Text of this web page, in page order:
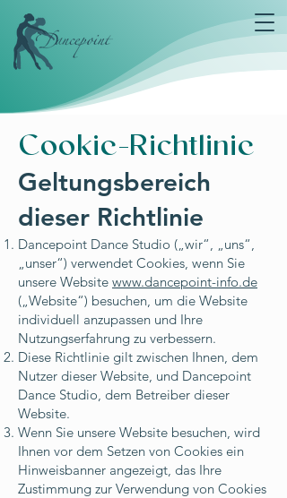
Cookie-Richtlinie
Geltungsbereich
dieser Richtlinie
Dancepoint Dance Studio („wir“, „uns“,
„unser“) verwendet Cookies, wenn Sie
unsere Website www.dancepoint-info.de
(„Website“) besuchen, um die Website
individuell anzupassen und Ihre
Nutzungserfahrung zu verbessern.
Diese Richtlinie gilt zwischen Ihnen, dem
Nutzer dieser Website, und Dancepoint
Dance Studio, dem Betreiber dieser
Website.
Wenn Sie unsere Website besuchen, wird
Ihnen vor dem Setzen von Cookies ein
Hinweisbanner angezeigt, das Ihre
Zustimmung zur Verwendung von Cookies